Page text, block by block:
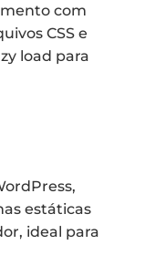
com
CSS e
load para
estáticas
ideal para